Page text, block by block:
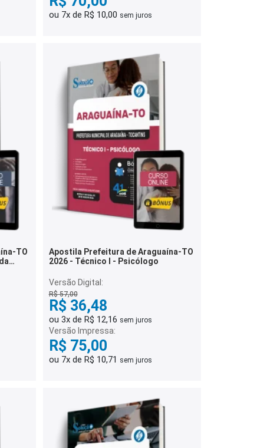
ou 7x de R$ 10,00 sem juros
TO
Apostila Prefeitura de Araguaína-TO
2026 - Técnico I - Psicólogo
Versão Digital:
R$ 57,00
R$ 36,48
ou 3x de R$ 12,16 sem juros
Versão Impressa:
R$ 75,00
ou 7x de R$ 10,71 sem juros